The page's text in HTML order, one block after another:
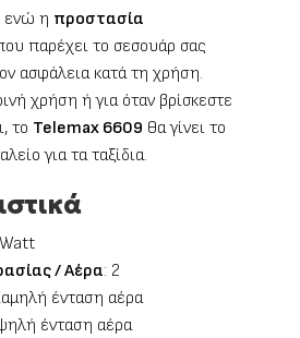
ενώ η προστασία
παρέχει το σεσουάρ σας
ασφάλεια κατά τη χρήση.
χρήση ή για όταν βρίσκεστε
το Telemax 6609 θα γίνει το
για τα ταξίδια.
/ Αέρα: 2
ένταση αέρα
ένταση αέρα